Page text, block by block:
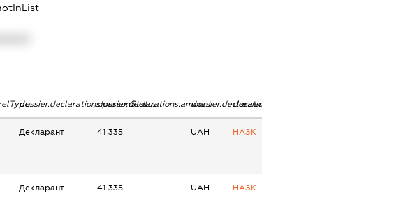
dossier.declarations.personStatus
dossier.declarations.amountdossier.declarations.currency
dossier.declarations.source
Декларант 41 335 UAH НАЗК
Декларант 41 335 UAH НАЗК